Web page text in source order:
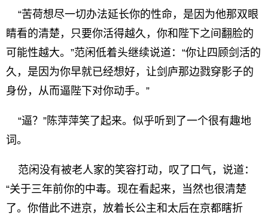
“苦荷想尽一切办法延长你的性命，是因为他那双眼
睛看的清楚，只要你活得越久，你和陛下之间翻脸的
可能性越大。”范闲低着头继续说道：“你让四顾剑活的
久，是因为你早就已经想好，让剑庐那边戮穿影子的
身份，从而逼陛下对你动手。”
“逼？”陈萍萍笑了起来。似乎听到了一个很有趣地
词。
范闲没有被老人家的笑容打动，叹了口气，说道：
“关于三年前你的中毒。现在看起来，当然也很清楚
了。你借此不进京，放着长公主和太后在京都瞎折